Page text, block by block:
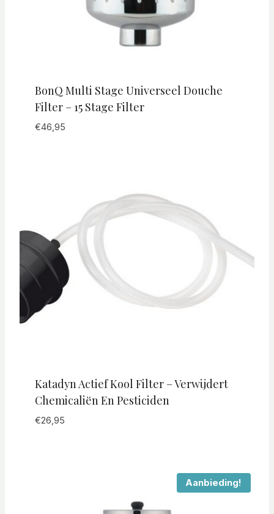
BonQ Multi Stage Universeel Douche
Filter – 15 Stage Filter
€46,95
Katadyn Actief Kool Filter – Verwijdert
Chemicaliën En Pesticiden
€26,95
Aanbieding!